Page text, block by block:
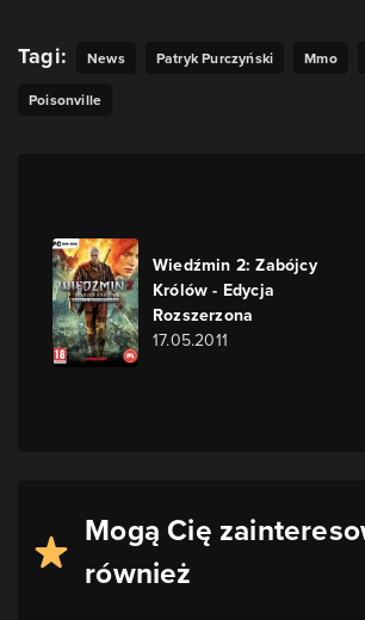
Tagi: News Patryk Purczyński Mmo
Poisonville
Wiedźmin 2: Zabójcy
Królów - Edycja
Rozszerzona
17.05.2011
Mogą Cię
również